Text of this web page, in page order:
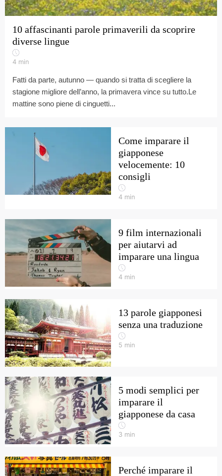
10 affascinanti parole primaverili da scoprire
diverse lingue
4 min
Fatti da parte, autunno — quando si tratta di scegliere la
stagione migliore dell’anno, la primavera vince su tutto.Le
mattine sono piene di cinguetti...
Come imparare il
giapponese
velocemente: 10
consigli
4 min
9 film internazionali
per aiutarvi ad
imparare una lingua
4 min
13 parole giapponesi
senza una traduzione
5 min
5 modi semplici per
imparare il
giapponese da casa
3 min
Perché imparare il